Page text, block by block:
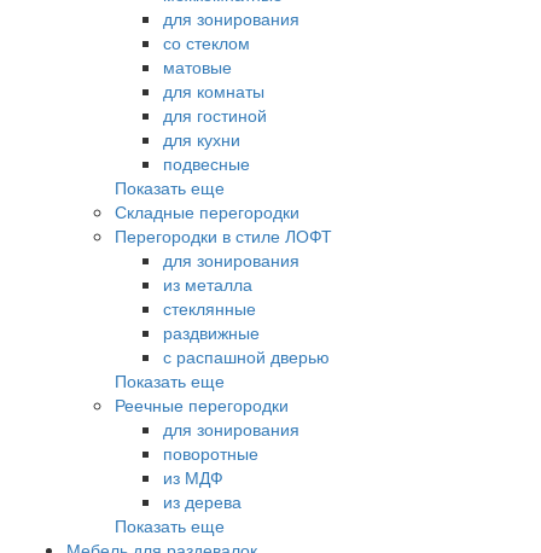
для зонирования
со стеклом
матовые
для комнаты
для гостиной
для кухни
подвесные
Показать еще
Складные перегородки
Перегородки в стиле ЛОФТ
для зонирования
из металла
стеклянные
раздвижные
с распашной дверью
Показать еще
Реечные перегородки
для зонирования
поворотные
из МДФ
из дерева
Показать еще